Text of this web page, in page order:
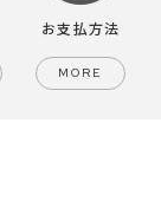
お支払方法
MORE